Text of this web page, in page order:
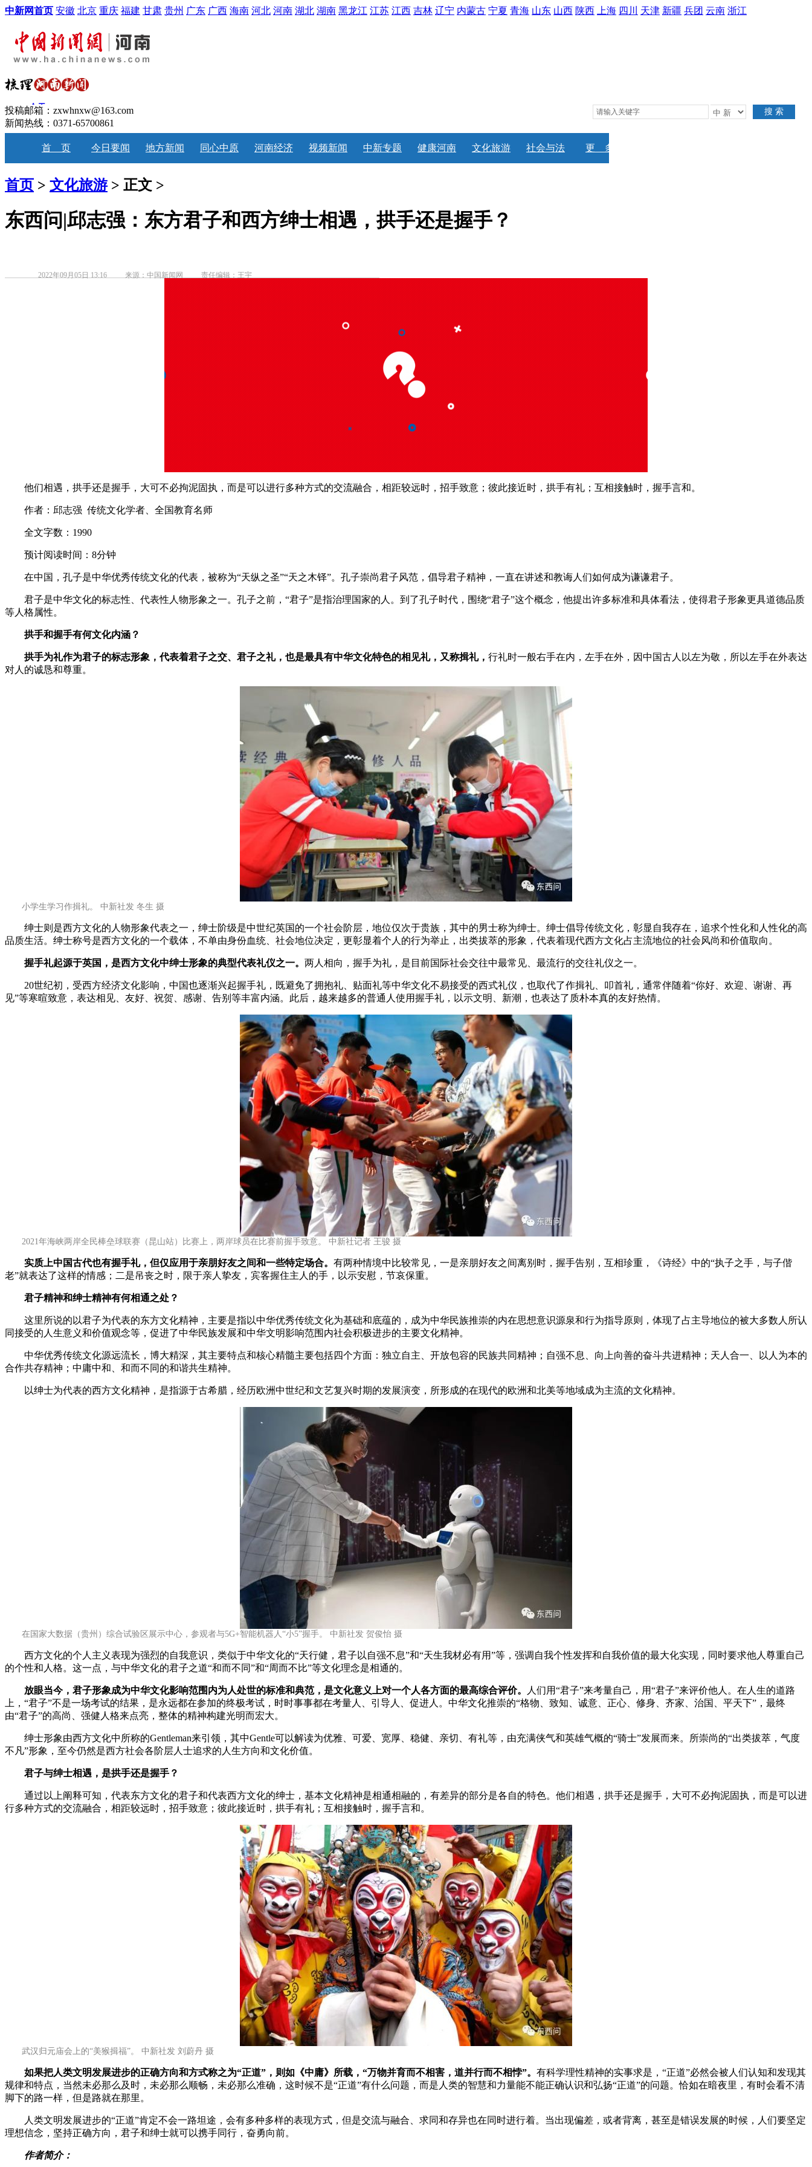
中新网首页 安徽 北京 重庆 福建 甘肃 贵州 广东 广西 海南 河北 河南 湖北 湖南 黑龙江 江苏 江西 吉林 辽宁 内蒙古 宁夏 青海 山东 山西 陕西 上海 四川 天津 新疆 兵团 云南 浙江
搜 索
投稿邮箱：zxwhnxw@163.com
新闻热线：0371-65700861
首 页 今日要闻 地方新闻 同心中原 河南经济 视频新闻 中新专题 健康河南 文化旅游 社会与法 更 多
首页 > 文化旅游> 正文 >
东西问|邱志强：东方君子和西方绅士相遇，拱手还是握手？
2022年09月05日 13:16 来源：中国新闻网 责任编辑：王宇
他们相遇，拱手还是握手，大可不必拘泥固执，而是可以进行多种方式的交流融合，相距较远时，招手致意；彼此接近时，拱手有礼；互相接触时，握手言和。
作者：邱志强 传统文化学者、全国教育名师
全文字数：1990
预计阅读时间：8分钟
在中国，孔子是中华优秀传统文化的代表，被称为“天纵之圣”“天之木铎”。孔子崇尚君子风范，倡导君子精神，一直在讲述和教诲人们如何成为谦谦君子。
君子是中华文化的标志性、代表性人物形象之一。孔子之前，“君子”是指治理国家的人。到了孔子时代，围绕“君子”这个概念，他提出许多标准和具体看法，使得君子形象更具道德品质
等人格属性。
拱手和握手有何文化内涵？
拱手为礼作为君子的标志形象，代表着君子之交、君子之礼，也是最具有中华文化特色的相见礼，又称揖礼， 行礼时一般右手在内，左手在外，因中国古人以左为敬，所以左手在外表达
对人的诚恳和尊重。
小学生学习作揖礼。 中新社发 冬生 摄
绅士则是西方文化的人物形象代表之一，绅士阶级是中世纪英国的一个社会阶层，地位仅次于贵族，其中的男士称为绅士。绅士倡导传统文化，彰显自我存在，追求个性化和人性化的高
品质生活。绅士称号是西方文化的一个载体，不单由身份血统、社会地位决定，更彰显着个人的行为举止，出类拔萃的形象，代表着现代西方文化占主流地位的社会风尚和价值取向。
握手礼起源于英国，是西方文化中绅士形象的典型代表礼仪之一。 两人相向，握手为礼，是目前国际社会交往中最常见、最流行的交往礼仪之一。
20世纪初，受西方经济文化影响，中国也逐渐兴起握手礼，既避免了拥抱礼、贴面礼等中华文化不易接受的西式礼仪，也取代了作揖礼、叩首礼，通常伴随着“你好、欢迎、谢谢、再
见”等寒暄致意，表达相见、友好、祝贺、感谢、告别等丰富内涵。此后，越来越多的普通人使用握手礼，以示文明、新潮，也表达了质朴本真的友好热情。
2021年海峡两岸全民棒垒球联赛（昆山站）比赛上，两岸球员在比赛前握手致意。 中新社记者 王骏 摄
实质上中国古代也有握手礼，但仅应用于亲朋好友之间和一些特定场合。 有两种情境中比较常见，一是亲朋好友之间离别时，握手告别，互相珍重，《诗经》中的“执子之手，与子偕
老”就表达了这样的情感；二是吊丧之时，限于亲人挚友，宾客握住主人的手，以示安慰，节哀保重。
君子精神和绅士精神有何相通之处？
这里所说的以君子为代表的东方文化精神，主要是指以中华优秀传统文化为基础和底蕴的，成为中华民族推崇的内在思想意识源泉和行为指导原则，体现了占主导地位的被大多数人所认
同接受的人生意义和价值观念等，促进了中华民族发展和中华文明影响范围内社会积极进步的主要文化精神。
中华优秀传统文化源远流长，博大精深，其主要特点和核心精髓主要包括四个方面：独立自主、开放包容的民族共同精神；自强不息、向上向善的奋斗共进精神；天人合一、以人为本的
合作共存精神；中庸中和、和而不同的和谐共生精神。
以绅士为代表的西方文化精神，是指源于古希腊，经历欧洲中世纪和文艺复兴时期的发展演变，所形成的在现代的欧洲和北美等地域成为主流的文化精神。
在国家大数据（贵州）综合试验区展示中心，参观者与5G+智能机器人“小5”握手。 中新社发 贺俊怡 摄
西方文化的个人主义表现为强烈的自我意识，类似于中华文化的“天行健，君子以自强不息”和“天生我材必有用”等，强调自我个性发挥和自我价值的最大化实现，同时要求他人尊重自己
的个性和人格。这一点，与中华文化的君子之道“和而不同”和“周而不比”等文化理念是相通的。
放眼当今，君子形象成为中华文化影响范围内为人处世的标准和典范，是文化意义上对一个人各方面的最高综合评价。
人们用“君子”来考量自己，用“君子”来评价他人。在人生的道路
上，“君子”不是一场考试的结果，是永远都在参加的终极考试，时时事事都在考量人、引导人、促进人。中华文化推崇的“格物、致知、诚意、正心、修身、齐家、治国、平天下”，最终
由“君子”的高尚、强健人格来点亮，整体的精神构建光明而宏大。
绅士形象由西方文化中所称的Gentleman来引领，其中Gentle可以解读为优雅、可爱、宽厚、稳健、亲切、有礼等，由充满侠气和英雄气概的“骑士”发展而来。所崇尚的“出类拔萃，气度
不凡”形象，至今仍然是西方社会各阶层人士追求的人生方向和文化价值。
君子与绅士相遇，是拱手还是握手？
通过以上阐释可知，代表东方文化的君子和代表西方文化的绅士，基本文化精神是相通相融的，有差异的部分是各自的特色。他们相遇，拱手还是握手，大可不必拘泥固执，而是可以进
行多种方式的交流融合，相距较远时，招手致意；彼此接近时，拱手有礼；互相接触时，握手言和。
武汉归元庙会上的“美猴揖福”。 中新社发 刘蔚丹 摄
如果把人类文明发展进步的正确方向和方式称之为“正道”，则如《中庸》所载，“万物并育而不相害，道并行而不相悖”。 有科学理性精神的实事求是，“正道”必然会被人们认知和发现其
规律和特点，当然未必那么及时，未必那么顺畅，未必那么准确，这时候不是“正道”有什么问题，而是人类的智慧和力量能不能正确认识和弘扬“正道”的问题。恰如在暗夜里，有时会看不清
脚下的路一样，但是路就在那里。
人类文明发展进步的“正道”肯定不会一路坦途，会有多种多样的表现方式，但是交流与融合、求同和存异也在同时进行着。当出现偏差，或者背离，甚至是错误发展的时候，人们要坚定
理想信念，坚持正确方向，君子和绅士就可以携手同行，奋勇向前。
作者简介：